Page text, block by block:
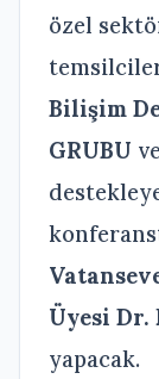
özel
Bilişim
GRUBU
Üyesi Dr.
yapacak.